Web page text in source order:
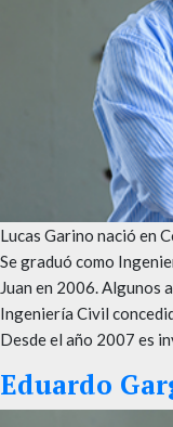
Lucas Garino nació en
Se graduó como
Juan en 2006. Algunos
Ingeniería Civil
Desde el año 2007 es
Eduardo